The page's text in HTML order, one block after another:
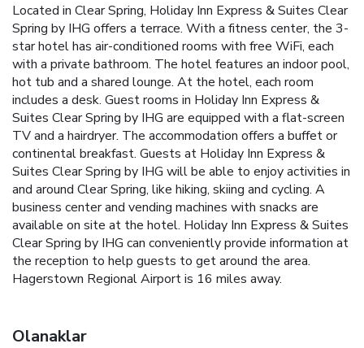
Located in Clear Spring, Holiday Inn Express & Suites Clear
Spring by IHG offers a terrace. With a fitness center, the 3-
star hotel has air-conditioned rooms with free WiFi, each
with a private bathroom. The hotel features an indoor pool,
hot tub and a shared lounge. At the hotel, each room
includes a desk. Guest rooms in Holiday Inn Express &
Suites Clear Spring by IHG are equipped with a flat-screen
TV and a hairdryer. The accommodation offers a buffet or
continental breakfast. Guests at Holiday Inn Express &
Suites Clear Spring by IHG will be able to enjoy activities in
and around Clear Spring, like hiking, skiing and cycling. A
business center and vending machines with snacks are
available on site at the hotel. Holiday Inn Express & Suites
Clear Spring by IHG can conveniently provide information at
the reception to help guests to get around the area.
Hagerstown Regional Airport is 16 miles away.
Olanaklar